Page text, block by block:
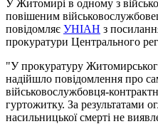
У Житомирі в одному з
повішеним
повідомляє УНІАН з
прокуратури Центрального
"У прокуратуру
надійшло повідомлення про
військовослужбовця-
гуртожитку. За результатами
насильницької смерті не